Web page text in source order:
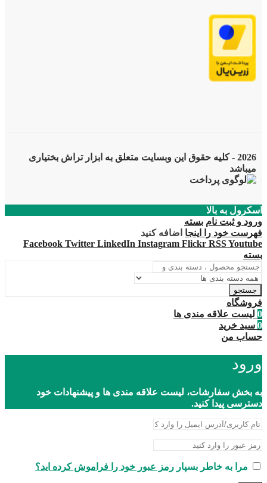
2026 - کلیه حقوق این وبسایت متعلق به ابزار تراش بختیاری
میباشد
اسکرول به بالا
ورود و ثبت نام بسته
فهرست خود را اینجا اضافه کنید
Facebook Twitter LinkedIn Instagram Flickr RSSYoutube
بسته
جستجو
فروشگاه
0 لیست علاقه مندی ها
0 سبد خرید
حساب من
ورود
به بخش سفارشات، لیست علاقه مندی ها و پیشنهادات خود
دسترسی پیدا کنید.
مرا به خاطر بسپار رمز عبور خود را فراموش کرده اید؟